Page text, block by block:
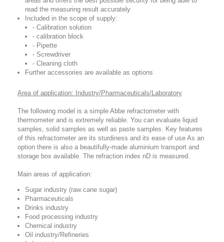
read the measuring result accurately
Included in the scope of supply:
- Calibration solution
- calibration block
- Pipette
- Screwdriver
- Cleaning cloth
Further accessories are available as options
Area of application: Industry/Pharmaceuticals/Laboratory
The following model is a simple Abbe refractometer with
thermometer and is extremely reliable. You can evaluate liquid
samples, solid samples as well as paste samples. Key features
of this refractometer are its sturdiness and its ease of use As an
option there is also a beautifully-made aluminium transport and
storage box available. The refraction index nD is measured.
Main areas of application:
Sugar industry (raw cane sugar)
Pharmaceuticals
Drinks industry
Food processing industry
Chemical industry
Oil industry/Refineries